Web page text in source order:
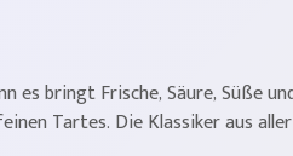
es bringt Frische, Säure, Süße
Tartes. Die Klassiker aus